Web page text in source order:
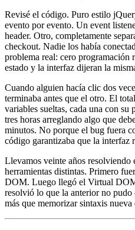
Revisé el código. Puro estilo
evento por evento. Un event
header. Otro, completamente
checkout. Nadie los había
problema real: cero programación
estado y la interfaz dijeran la
Cuando alguien hacía clic dos
terminaba antes que el otro. El
variables sueltas, cada una con su
tres horas arreglando algo que
minutos. No porque el bug fuera
código garantizaba que la interfaz
Llevamos veinte años resolviendo
herramientas distintas. Primero
DOM. Luego llegó el Virtual
resolvió lo que la anterior no
más que memorizar sintaxis nueva